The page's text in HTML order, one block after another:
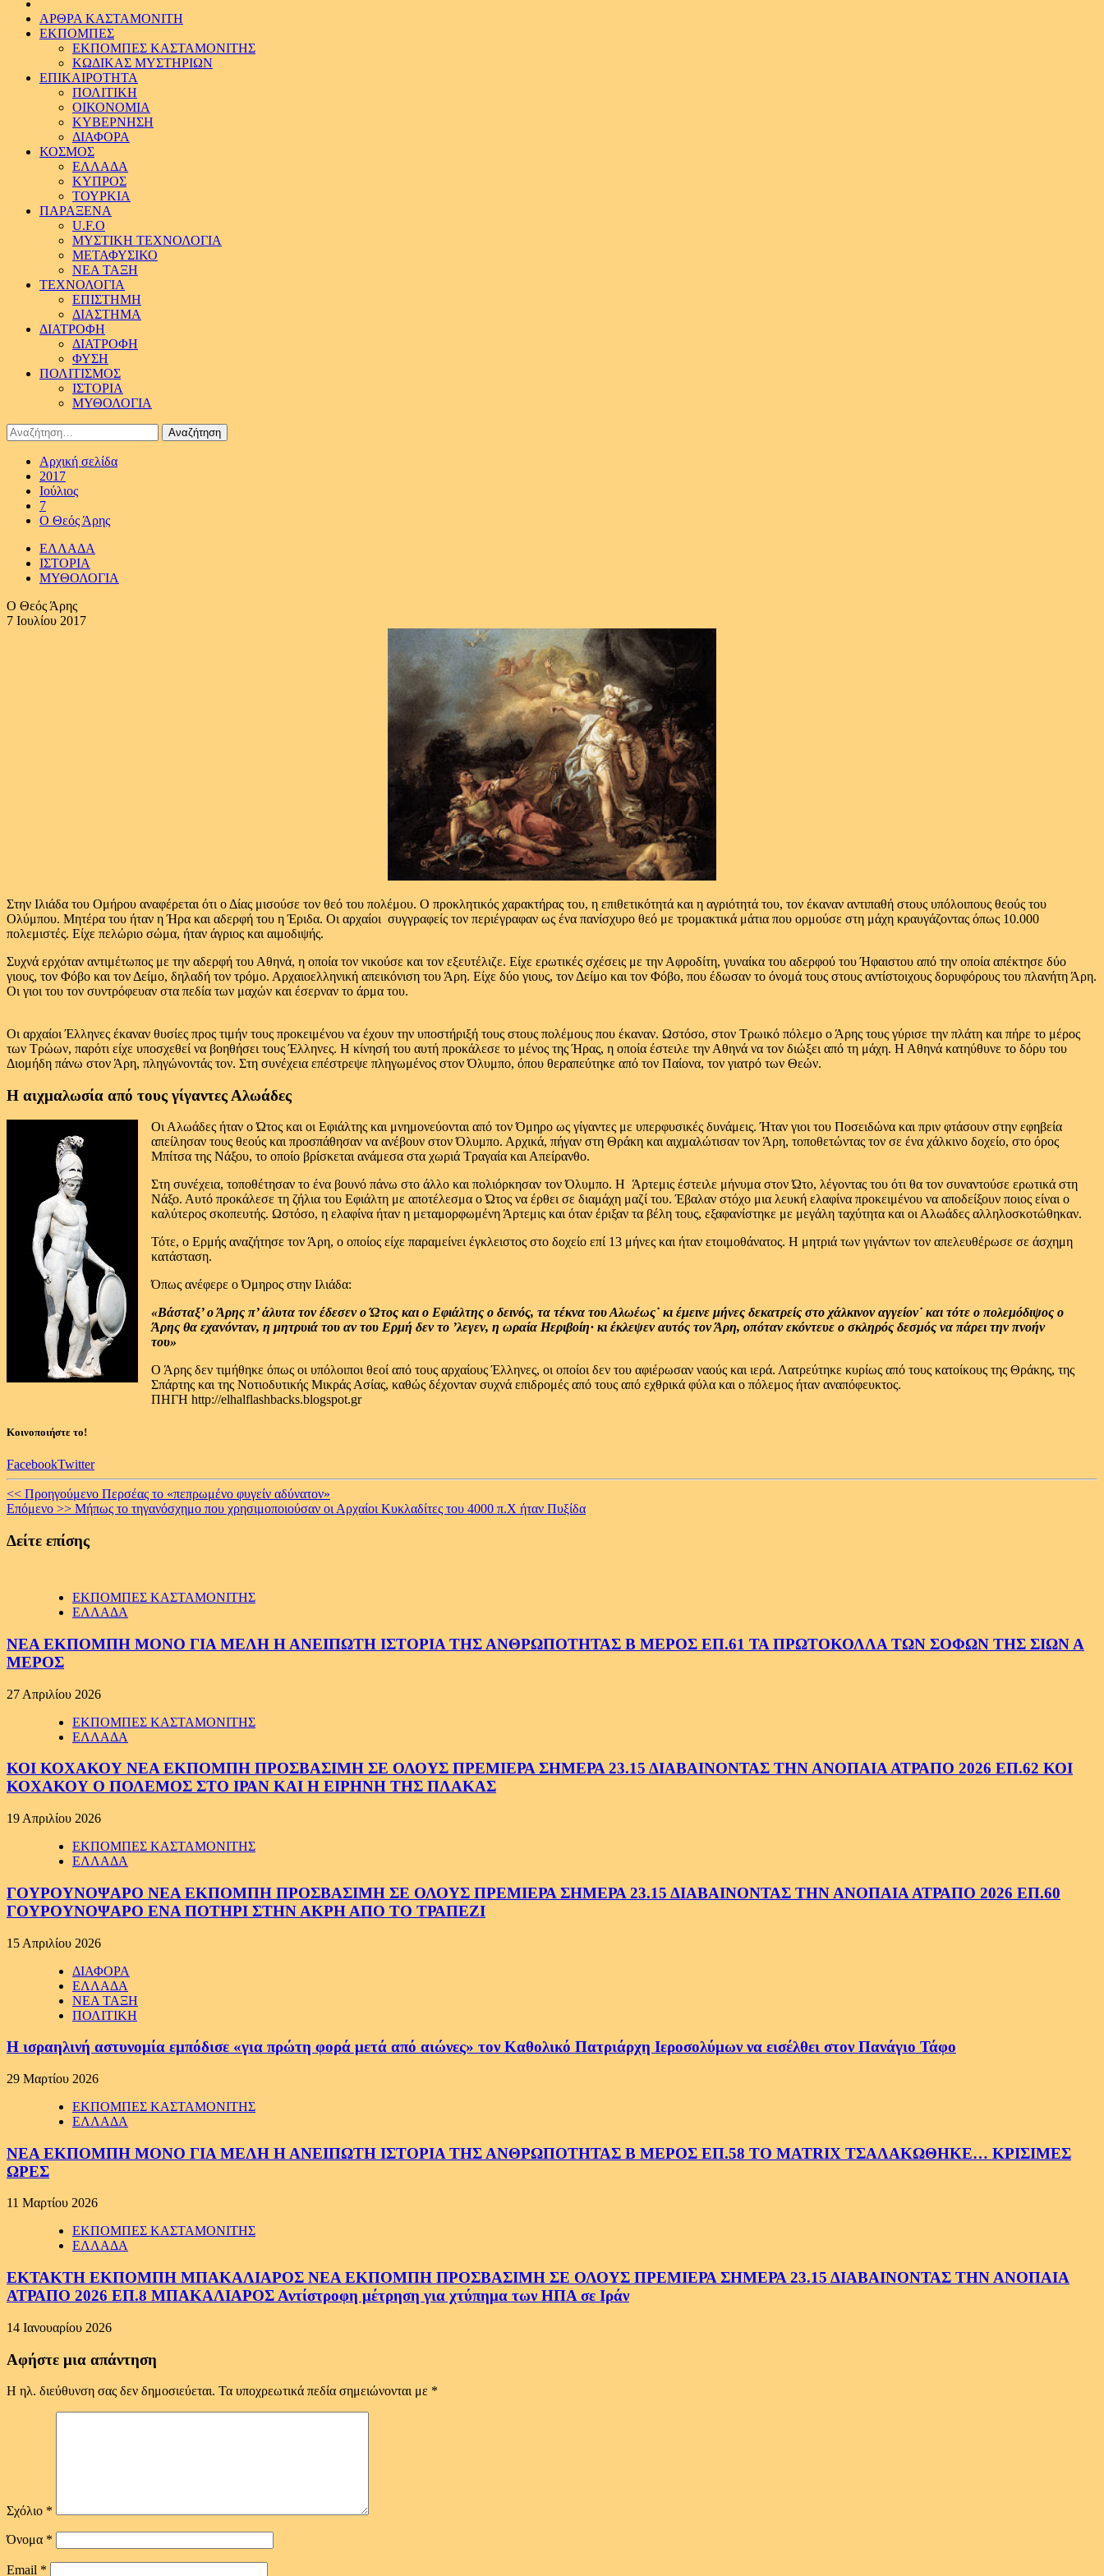
ΑΡΘΡΑ ΚΑΣΤΑΜΟΝΙΤΗ
ΕΚΠΟΜΠΕΣ
ΕΚΠΟΜΠΕΣ ΚΑΣΤΑΜΟΝΙΤΗΣ
ΚΩΔΙΚΑΣ ΜΥΣΤΗΡΙΩΝ
ΕΠΙΚΑΙΡΟΤΗΤΑ
ΠΟΛΙΤΙΚΗ
ΟΙΚΟΝΟΜΙΑ
ΚΥΒΕΡΝΗΣΗ
ΔΙΑΦΟΡΑ
ΚΟΣΜΟΣ
ΕΛΛΑΔΑ
ΚΥΠΡΟΣ
ΤΟΥΡΚΙΑ
ΠΑΡΑΞΕΝΑ
U.F.O
ΜΥΣΤΙΚΗ ΤΕΧΝΟΛΟΓΙΑ
ΜΕΤΑΦΥΣΙΚΟ
ΝΕΑ ΤΑΞΗ
ΤΕΧΝΟΛΟΓΙΑ
ΕΠΙΣΤΗΜΗ
ΔΙΑΣΤΗΜΑ
ΔΙΑΤΡΟΦΗ
ΔΙΑΤΡΟΦΗ
ΦΥΣΗ
ΠΟΛΙΤΙΣΜΟΣ
ΙΣΤΟΡΙΑ
ΜΥΘΟΛΟΓΙΑ
Αναζήτηση
για:
Αρχική σελίδα
2017
Ιούλιος
7
Ο Θεός Άρης
ΕΛΛΑΔΑ
ΙΣΤΟΡΙΑ
ΜΥΘΟΛΟΓΙΑ
Ο Θεός Άρης
7 Ιουλίου 2017
Στην Ιλιάδα του Ομήρου αναφέρεται ότι ο Δίας μισούσε τον θεό του πολέμου. Ο προκλητικός χαρακτήρας του, η επιθετικότητά και η αγριότητά του, τον έκαναν αντιπαθή στους υπόλοιπους θεούς του
Ολύμπου. Μητέρα του ήταν η Ήρα και αδερφή του η Έριδα. Οι αρχαίοι συγγραφείς τον περιέγραφαν ως ένα πανίσχυρο θεό με τρομακτικά μάτια που ορμούσε στη μάχη κραυγάζοντας όπως 10.000
πολεμιστές. Είχε πελώριο σώμα, ήταν άγριος και αιμοδιψής.
Συχνά ερχόταν αντιμέτωπος με την αδερφή του Αθηνά, η οποία τον νικούσε και τον εξευτέλιζε. Είχε ερωτικές σχέσεις με την Αφροδίτη, γυναίκα του αδερφού του Ήφαιστου από την οποία απέκτησε δύο
γιους, τον Φόβο και τον Δείμο, δηλαδή τον τρόμο. Αρχαιοελληνική απεικόνιση του Άρη. Είχε δύο γιους, τον Δείμο και τον Φόβο, που έδωσαν το όνομά τους στους αντίστοιχους δορυφόρους του πλανήτη Άρη.
Οι γιοι του τον συντρόφευαν στα πεδία των μαχών και έσερναν το άρμα του.
Οι αρχαίοι Έλληνες έκαναν θυσίες προς τιμήν τους προκειμένου να έχουν την υποστήριξή τους στους πολέμους που έκαναν. Ωστόσο, στον Τρωικό πόλεμο ο Άρης τους γύρισε την πλάτη και πήρε το μέρος
των Τρώων, παρότι είχε υποσχεθεί να βοηθήσει τους Έλληνες. Η κίνησή του αυτή προκάλεσε το μένος της Ήρας, η οποία έστειλε την Αθηνά να τον διώξει από τη μάχη. Η Αθηνά κατηύθυνε το δόρυ του
Διομήδη πάνω στον Άρη, πληγώνοντάς τον. Στη συνέχεια επέστρεψε πληγωμένος στον Όλυμπο, όπου θεραπεύτηκε από τον Παίονα, τον γιατρό των Θεών.
Η αιχμαλωσία από τους γίγαντες Αλωάδες
Οι Αλωάδες ήταν ο Ώτος και οι Εφιάλτης και μνημονεύονται από τον Όμηρο ως γίγαντες με υπερφυσικές δυνάμεις. Ήταν γιοι του Ποσειδώνα και πριν φτάσουν στην εφηβεία
απείλησαν τους θεούς και προσπάθησαν να ανέβουν στον Όλυμπο. Αρχικά, πήγαν στη Θράκη και αιχμαλώτισαν τον Άρη, τοποθετώντας τον σε ένα χάλκινο δοχείο, στο όρος
Μπίτσα της Νάξου, το οποίο βρίσκεται ανάμεσα στα χωριά Τραγαία και Απείρανθο.
Στη συνέχεια, τοποθέτησαν το ένα βουνό πάνω στο άλλο και πολιόρκησαν τον Όλυμπο. Η Άρτεμις έστειλε μήνυμα στον Ώτο, λέγοντας του ότι θα τον συναντούσε ερωτικά στη
Νάξο. Αυτό προκάλεσε τη ζήλια του Εφιάλτη με αποτέλεσμα ο Ώτος να έρθει σε διαμάχη μαζί του. Έβαλαν στόχο μια λευκή ελαφίνα προκειμένου να αποδείξουν ποιος είναι ο
καλύτερος σκοπευτής. Ωστόσο, η ελαφίνα ήταν η μεταμορφωμένη Άρτεμις και όταν έριξαν τα βέλη τους, εξαφανίστηκε με μεγάλη ταχύτητα και οι Αλωάδες αλληλοσκοτώθηκαν.
Τότε, ο Ερμής αναζήτησε τον Άρη, ο οποίος είχε παραμείνει έγκλειστος στο δοχείο επί 13 μήνες και ήταν ετοιμοθάνατος. Η μητριά των γιγάντων τον απελευθέρωσε σε άσχημη
κατάσταση.
Όπως ανέφερε ο Όμηρος στην Ιλιάδα:
«Βάσταξ’ ο Άρης π’ άλυτα τον έδεσεν ο Ώτος και ο Εφιάλτης ο δεινός, τα τέκνα του Αλωέως˙ κι έμεινε μήνες δεκατρείς στο χάλκινον αγγείον˙ και τότε ο πολεμόδιψος ο
Άρης θα εχανόνταν, η μητρυιά του αν του Ερμή δεν το ’λεγεν, η ωραία Ηεριβοίη· κι έκλεψεν αυτός τον Άρη, οπόταν εκόντευε ο σκληρός δεσμός να πάρει την πνοήν
του»
Ο Άρης δεν τιμήθηκε όπως οι υπόλοιποι θεοί από τους αρχαίους Έλληνες, οι οποίοι δεν του αφιέρωσαν ναούς και ιερά. Λατρεύτηκε κυρίως από τους κατοίκους της Θράκης, της
Σπάρτης και της Νοτιοδυτικής Μικράς Ασίας, καθώς δέχονταν συχνά επιδρομές από τους από εχθρικά φύλα και ο πόλεμος ήταν αναπόφευκτος.
ΠΗΓΗ http://elhalflashbacks.blogspot.gr
Κοινοποιήστε το!
FacebookTwitter
Continue
Reading
<< Προηγούμενο Περσέας το «πεπρωμένο φυγείν αδύνατον»
Επόμενο >> Μήπως το τηγανόσχημο που χρησιμοποιούσαν οι Αρχαίοι Κυκλαδίτες του 4000 π.Χ ήταν Πυξίδα
Δείτε επίσης
ΕΚΠΟΜΠΕΣ ΚΑΣΤΑΜΟΝΙΤΗΣ
ΕΛΛΑΔΑ
ΝΕΑ ΕΚΠΟΜΠΗ ΜΟΝΟ ΓΙΑ ΜΕΛΗ Η ΑΝΕΙΠΩΤΗ ΙΣΤΟΡΙΑ ΤΗΣ ΑΝΘΡΩΠΟΤΗΤΑΣ Β ΜΕΡΟΣ ΕΠ.61 ΤΑ ΠΡΩΤΟΚΟΛΛΑ ΤΩΝ ΣΟΦΩΝ ΤΗΣ ΣΙΩΝ Α
ΜΕΡΟΣ
27 Απριλίου 2026
ΕΚΠΟΜΠΕΣ ΚΑΣΤΑΜΟΝΙΤΗΣ
ΕΛΛΑΔΑ
ΚΟΙ ΚΟΧΑΚΟΥ ΝΕΑ ΕΚΠΟΜΠΗ ΠΡΟΣΒΑΣΙΜΗ ΣΕ ΟΛΟΥΣ ΠΡΕΜΙΕΡΑ ΣΗΜΕΡΑ 23.15 ΔΙΑΒΑΙΝΟΝΤΑΣ ΤΗΝ ΑΝΟΠΑΙΑ ΑΤΡΑΠΟ 2026 ΕΠ.62 ΚΟΙ
ΚΟΧΑΚΟΥ Ο ΠΟΛΕΜΟΣ ΣΤΟ ΙΡΑΝ ΚΑΙ Η ΕΙΡΗΝΗ ΤΗΣ ΠΛΑΚΑΣ
19 Απριλίου 2026
ΕΚΠΟΜΠΕΣ ΚΑΣΤΑΜΟΝΙΤΗΣ
ΕΛΛΑΔΑ
ΓΟΥΡΟΥΝΟΨΑΡΟ ΝΕΑ ΕΚΠΟΜΠΗ ΠΡΟΣΒΑΣΙΜΗ ΣΕ ΟΛΟΥΣ ΠΡΕΜΙΕΡΑ ΣΗΜΕΡΑ 23.15 ΔΙΑΒΑΙΝΟΝΤΑΣ ΤΗΝ ΑΝΟΠΑΙΑ ΑΤΡΑΠΟ 2026 ΕΠ.60
ΓΟΥΡΟΥΝΟΨΑΡΟ ΕΝΑ ΠΟΤΗΡΙ ΣΤΗΝ ΑΚΡΗ ΑΠΟ ΤΟ ΤΡΑΠΕΖΙ
15 Απριλίου 2026
ΔΙΑΦΟΡΑ
ΕΛΛΑΔΑ
ΝΕΑ ΤΑΞΗ
ΠΟΛΙΤΙΚΗ
Η ισραηλινή αστυνομία εμπόδισε «για πρώτη φορά μετά από αιώνες» τον Καθολικό Πατριάρχη Ιεροσολύμων να εισέλθει στον Πανάγιο Τάφο
29 Μαρτίου 2026
ΕΚΠΟΜΠΕΣ ΚΑΣΤΑΜΟΝΙΤΗΣ
ΕΛΛΑΔΑ
ΝΕΑ ΕΚΠΟΜΠΗ ΜΟΝΟ ΓΙΑ ΜΕΛΗ Η ΑΝΕΙΠΩΤΗ ΙΣΤΟΡΙΑ ΤΗΣ ΑΝΘΡΩΠΟΤΗΤΑΣ Β ΜΕΡΟΣ ΕΠ.58 ΤΟ MATRIX ΤΣΑΛΑΚΩΘΗΚΕ… ΚΡΙΣΙΜΕΣ
ΩΡΕΣ
11 Μαρτίου 2026
ΕΚΠΟΜΠΕΣ ΚΑΣΤΑΜΟΝΙΤΗΣ
ΕΛΛΑΔΑ
ΕΚΤΑΚΤΗ ΕΚΠΟΜΠΗ ΜΠΑΚΑΛΙΑΡΟΣ ΝΕΑ ΕΚΠΟΜΠΗ ΠΡΟΣΒΑΣΙΜΗ ΣΕ ΟΛΟΥΣ ΠΡΕΜΙΕΡΑ ΣΗΜΕΡΑ 23.15 ΔΙΑΒΑΙΝΟΝΤΑΣ ΤΗΝ ΑΝΟΠΑΙΑ
ΑΤΡΑΠΟ 2026 ΕΠ.8 ΜΠΑΚΑΛΙΑΡΟΣ Αντίστροφη μέτρηση για χτύπημα των ΗΠΑ σε Ιράν
14 Ιανουαρίου 2026
Αφήστε μια απάντηση
Η ηλ. διεύθυνση σας δεν δημοσιεύεται. Τα υποχρεωτικά πεδία σημειώνονται με *
Σχόλιο *
Όνομα *
Email *